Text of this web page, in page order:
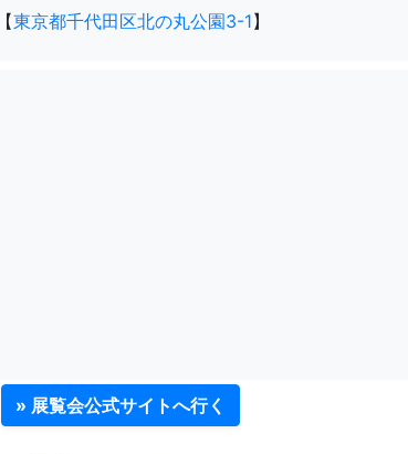
【東京都千代田区北の丸公園3-1】
» 展覧会公式サイトへ行く